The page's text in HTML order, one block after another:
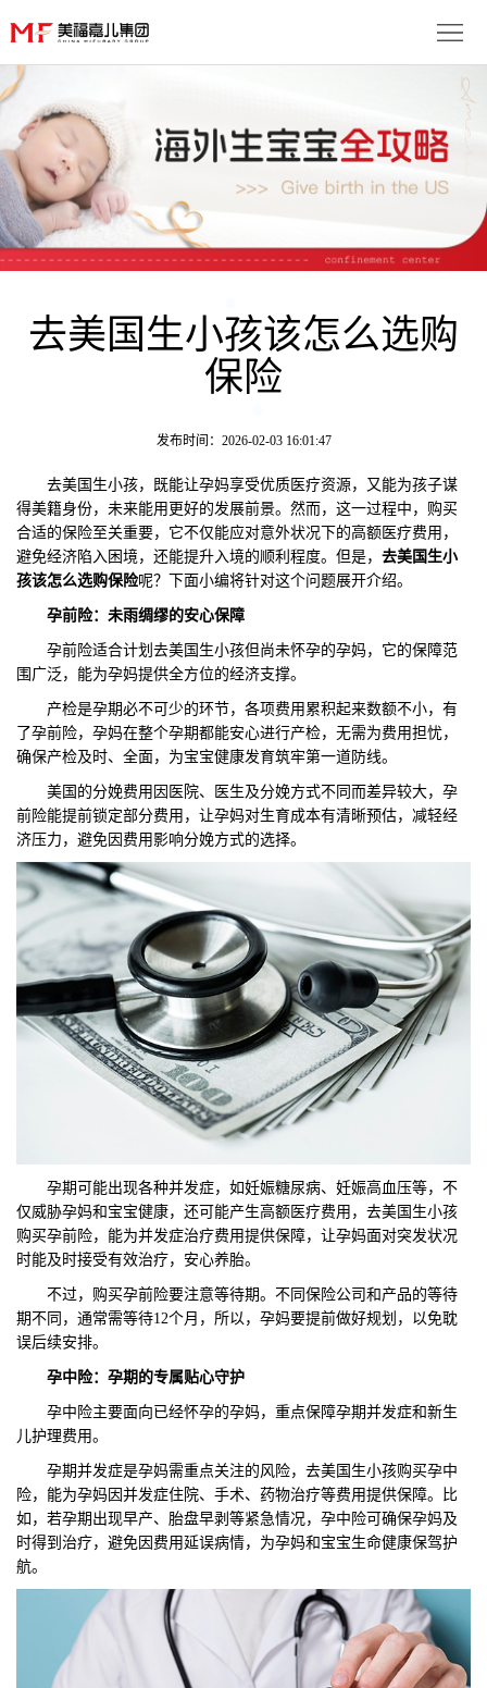
子
优
势
服
务
流
月
子
成
估
市
去美国生小孩该怎么选购
保险
发布时间：2026-02-03 16:01:47
去美国生小孩，既能让孕妈享受优质医疗资源，又能为孩子谋
得美籍身份，未来能用更好的发展前景。然而，这一过程中，购买
合适的保险至关重要，它不仅能应对意外状况下的高额医疗费用，
避免经济陷入困境，还能提升入境的顺利程度。但是， 去美国生小
孩该怎么选购保险呢？下面小编将针对这个问题展开介绍。
孕前险：未雨绸缪的安心保障
孕前险适合计划去美国生小孩但尚未怀孕的孕妈，它的保障范
围广泛，能为孕妈提供全方位的经济支撑。
产检是孕期必不可少的环节，各项费用累积起来数额不小，有
了孕前险，孕妈在整个孕期都能安心进行产检，无需为费用担忧，
确保产检及时、全面，为宝宝健康发育筑牢第一道防线。
美国的分娩费用因医院、医生及分娩方式不同而差异较大，孕
前险能提前锁定部分费用，让孕妈对生育成本有清晰预估，减轻经
济压力，避免因费用影响分娩方式的选择。
孕期可能出现各种并发症，如妊娠糖尿病、妊娠高血压等，不
仅威胁孕妈和宝宝健康，还可能产生高额医疗费用，去美国生小孩
购买孕前险，能为并发症治疗费用提供保障，让孕妈面对突发状况
时能及时接受有效治疗，安心养胎。
不过，购买孕前险要注意等待期。不同保险公司和产品的等待
期不同，通常需等待12个月，所以，孕妈要提前做好规划，以免耽
误后续安排。
孕中险：孕期的专属贴心守护
孕中险主要面向已经怀孕的孕妈，重点保障孕期并发症和新生
儿护理费用。
孕期并发症是孕妈需重点关注的风险，去美国生小孩购买孕中
险，能为孕妈因并发症住院、手术、药物治疗等费用提供保障。比
如，若孕期出现早产、胎盘早剥等紧急情况，孕中险可确保孕妈及
时得到治疗，避免因费用延误病情，为孕妈和宝宝生命健康保驾护
航。